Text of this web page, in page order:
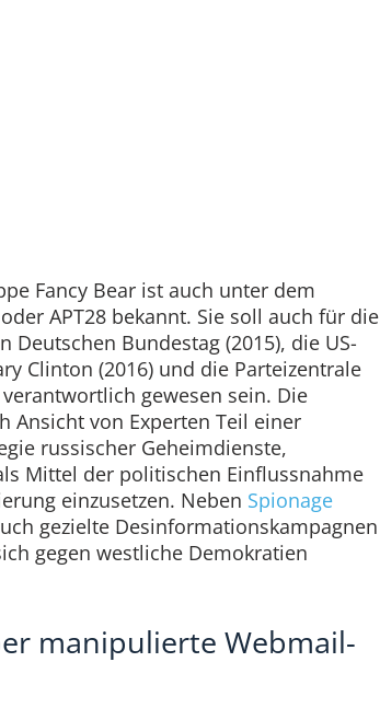
Fancy Bear ist auch unter dem
APT28 bekannt. Sie soll auch für die
Deutschen Bundestag (2015), die US-
Clinton (2016) und die Parteizentrale
verantwortlich gewesen sein. Die
Ansicht von Experten Teil einer
russischer Geheimdienste,
Mittel der politischen Einflussnahme
einzusetzen. Neben Spionage
gezielte Desinformationskampagnen
gegen westliche Demokratien
manipulierte Webmail-